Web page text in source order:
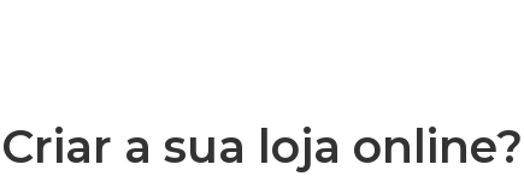
Criar a sua loja